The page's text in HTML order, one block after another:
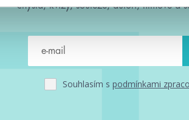
chystá, kvízy, soutěže, autoři, filmové a
Souhlasím s podmínkami